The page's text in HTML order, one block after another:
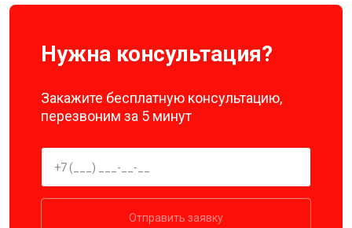
Нужна консультация?
Закажите бесплатную консультацию,
перезвоним за 5 минут
Отправить заявку